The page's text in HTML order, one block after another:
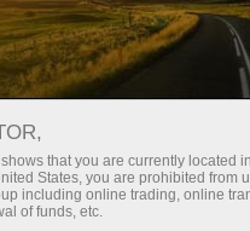
About Us
choisir
dans l’industrie du
temps a réussi à occuper
leader du marché et un
that you are currently located
States, you are prohibited from
including online trading, online
of funds, etc.